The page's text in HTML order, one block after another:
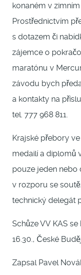
konaném v
Prostřednictvím
s dotazem či
zájemce o
maratónu v
závodu bych
a kontakty na
tel. 777 968 811.
Krajské přebory
medailí a diplomů
pouze jeden nebo
v rozporu se
technický delegát
Schůze VV KAS
16.30., České
Zapsal Pavel